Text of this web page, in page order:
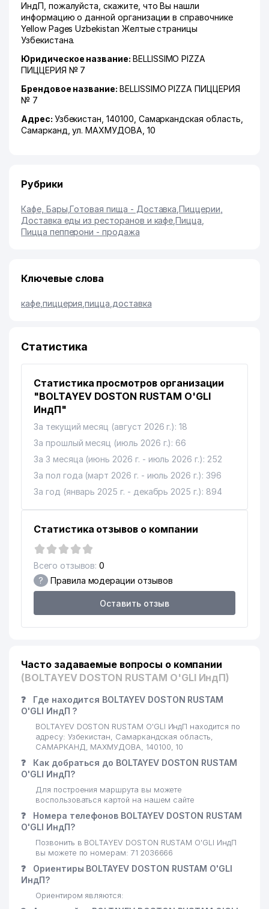
ИндП, пожалуйста, скажите, что Вы нашли
информацию о данной организации в справочнике
Yellow Pages Uzbekistan Желтые страницы
Узбекистана.
Юридическое название: BELLISSIMO PIZZA
ПИЦЦЕРИЯ № 7
Брендовое название: BELLISSIMO PIZZA ПИЦЦЕРИЯ
№ 7
Адрес: Узбекистан, 140100, Самаркандская область
Самарканд ,ул. МАХМУДОВА , 10
Рубрики
Кафе, Бары ,Готовая пища - Доставка ,Пиццерии
Доставка еды из ресторанов и кафе ,Пицца
Пицца пепперони - продажа
Ключевые слова
кафе, пиццерия ,пицца доставка
Статистика
Статистика просмотров организации
"BOLTAYEV DOSTON RUSTAM O'GLI
ИндП"
За текущий месяц (август 2026 г.): 18
За прошлый месяц (июль 2026 г.): 66
За 3 месяца (июнь 2026 г. - июль 2026 г.): 252
За пол года (март 2026 г. - июль 2026 г.): 396
За год (январь 2025 г. - декабрь 2025 г.): 894
Статистика отзывов о компании
Всего отзывов: 0
? Правила модерации отзывов
Оставить отзыв
Часто задаваемые вопросы о компании
(BOLTAYEV DOSTON RUSTAM O'GLI ИндП)
❓
Где находится BOLTAYEV DOSTON RUSTAM
O'GLI ИндП ?
BOLTAYEV DOSTON RUSTAM O'GLI ИндП находится по
адресу: Узбекистан, Самаркандская область,
САМАРКАНД, МАХМУДОВА, 140100, 10
❓
Как добраться до BOLTAYEV DOSTON RUSTAM
O'GLI ИндП?
Для построения маршрута вы можете
воспользоваться картой на нашем сайте
❓
Номера телефонов BOLTAYEV DOSTON RUSTAM
O'GLI ИндП?
Позвонить в BOLTAYEV DOSTON RUSTAM O'GLI ИндП
вы можете по номерам: 71 2036666
❓
Ориентиры BOLTAYEV DOSTON RUSTAM O'GLI
ИндП?
Ориентиром являются: